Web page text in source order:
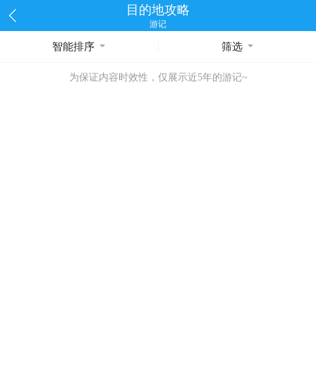
目的地攻略
游记
智能排序 筛选
为保证内容时效性，仅展示近5年的游记~